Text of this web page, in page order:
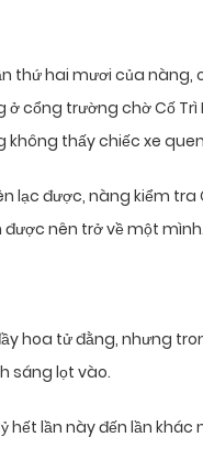
thứ hai mươi của nàng,
ở cổng trường chờ Cố
không thấy chiếc xe
lạc được, nàng kiểm
nên trở về một mình.
hoa tử đằng, nhưng
sáng lọt vào.
hết lần này đến lần khác